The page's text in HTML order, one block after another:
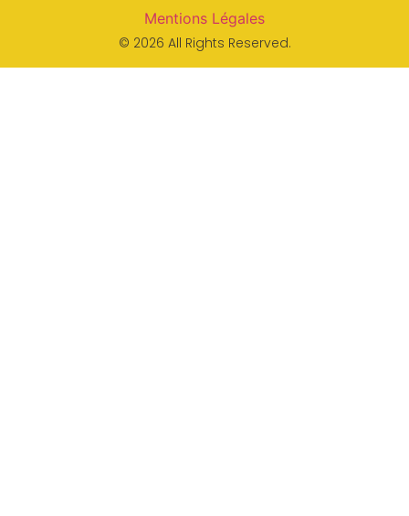
Mentions Légales
© 2026 All Rights Reserved.